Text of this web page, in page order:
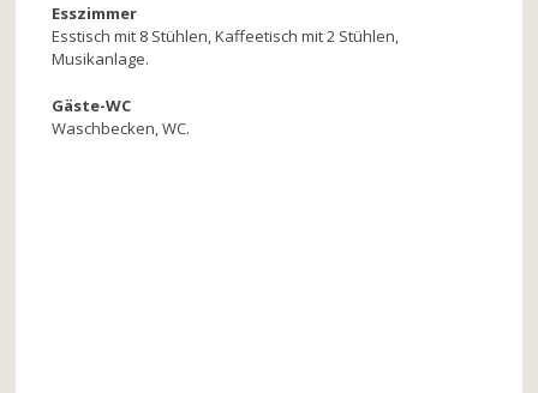
Esszimmer
Esstisch mit 8 Stühlen, Kaffeetisch mit 2 Stühlen,
Musikanlage.
Gäste-WC
Waschbecken, WC.